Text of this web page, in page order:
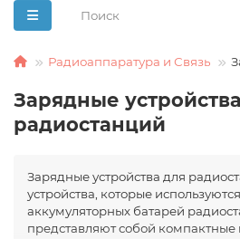
Радиоаппаратура и Связь
Зарядные
радиостанций
Зарядные устройства для
устройства, которые
аккумуляторных батарей
представляют собой компактные